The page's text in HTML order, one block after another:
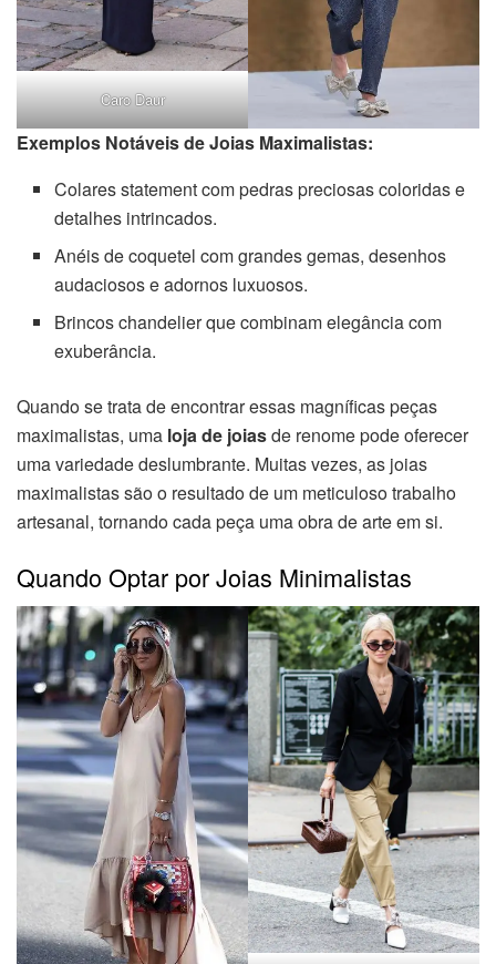
Caro Daur
Exemplos Notáveis de Joias Maximalistas:
Colares statement com pedras preciosas coloridas e
detalhes intrincados.
Anéis de coquetel com grandes gemas, desenhos
audaciosos e adornos luxuosos.
Brincos chandelier que combinam elegância com
exuberância.
Quando se trata de encontrar essas magníficas peças
maximalistas, uma loja de joiasde renome pode oferecer
uma variedade deslumbrante. Muitas vezes, as joias
maximalistas são o resultado de um meticuloso trabalho
artesanal, tornando cada peça uma obra de arte em si.
Quando Optar por Joias Minimalistas